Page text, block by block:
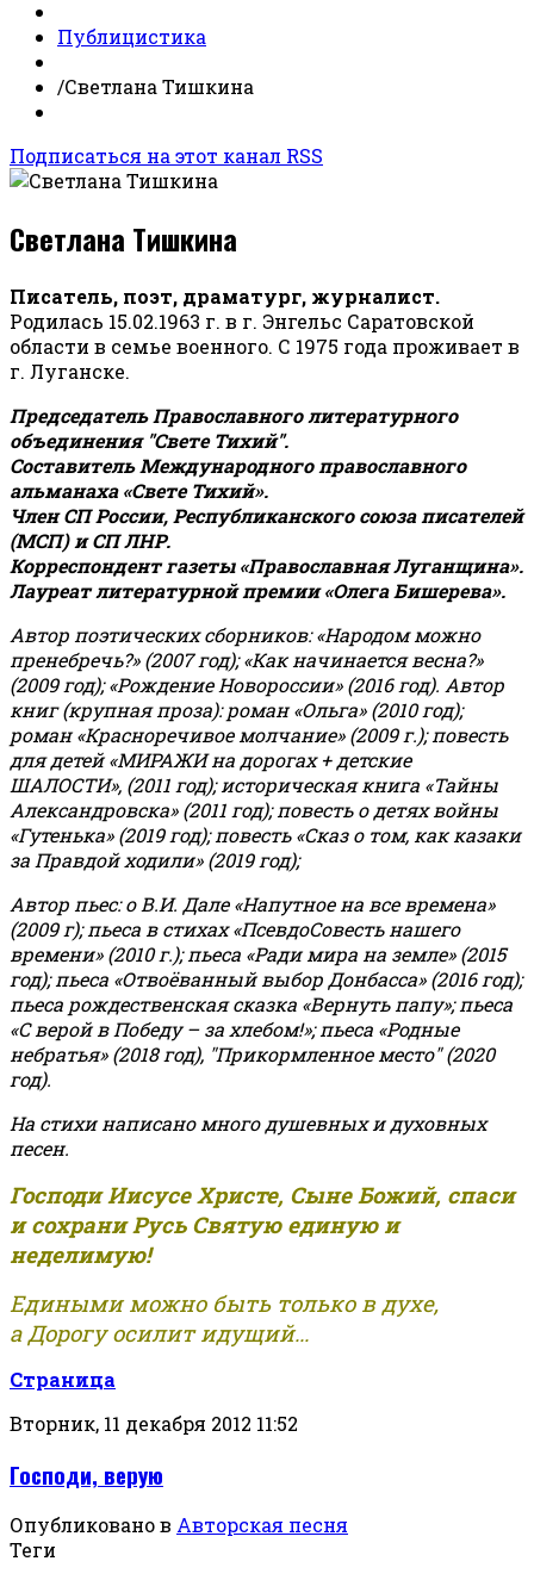
Публицистика
/Светлана Тишкина
Подписаться на этот канал RSS
Светлана Тишкина
Писатель, поэт, драматург, журналист.
Родилась 15.02.1963 г. в г. Энгельс Саратовской
области в семье военного. С 1975 года проживает в
г. Луганске.
Председатель Православного литературного
объединения "Свете Тихий".
Составитель Международного православного
альманаха «Свете Тихий».
Член СП России, Республиканского союза писателей
(МСП) и СП ЛНР.
Корреспондент газеты «Православная Луганщина».
Лауреат литературной премии «Олега Бишерева».
Автор поэтических сборников: «Народом можно
пренебречь?» (2007 год); «Как начинается весна?»
(2009 год); «Рождение Новороссии» (2016 год). Автор
книг (крупная проза): роман «Ольга» (2010 год);
роман «Красноречивое молчание» (2009 г.); повесть
для детей «МИРАЖИ на дорогах + детские
ШАЛОСТИ», (2011 год); историческая книга «Тайны
Александровска» (2011 год); повесть о детях войны
«Гутенька» (2019 год); повесть «Сказ о том, как казаки
за Правдой ходили» (2019 год);
Автор пьес: о В.И. Дале «Напутное на все времена»
(2009 г); пьеса в стихах «ПсевдоСовесть нашего
времени» (2010 г.); пьеса «Ради мира на земле» (2015
год); пьеса «Отвоёванный выбор Донбасса» (2016 год);
пьеса рождественская сказка «Вернуть папу»; пьеса
«С верой в Победу – за хлебом!»;пьеса «Родные
небратья» (2018 год), "Прикормленное место" (2020
год).
На стихи написано много душевных и духовных
песен.
Господи Иисусе Христе, Сыне Божий, спаси
и сохрани Русь Святую единую и
неделимую!
Едиными можно быть только в духе,
а Дорогу осилит идущий...
Страница
Вторник, 11 декабря 2012 11:52
Господи, верую
Опубликовано в Авторская песня
Теги